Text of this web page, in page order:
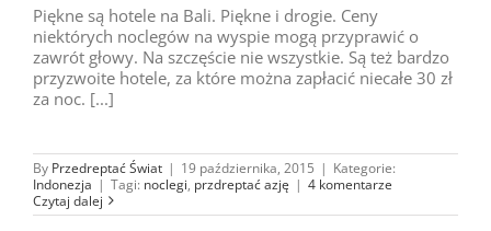
Piękne są hotele na Bali. Piękne i drogie. Ceny
niektórych noclegów na wyspie mogą przyprawić o
zawrót głowy. Na szczęście nie wszystkie. Są też bardzo
przyzwoite hotele, za które można zapłacić niecałe 30 zł
za noc. [...]
By Przedreptać Świat | 19 października, 2015 | Kategorie:
Indonezja | Tagi: noclegi, przdreptać azję | 4 komentarze
Czytaj dalej